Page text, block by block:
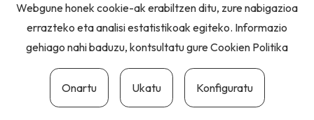
Webgune honek cookie-ak erabiltzen ditu, zure nabigazioa
errazteko eta analisi estatistikoak egiteko. Informazio
gehiago nahi baduzu, kontsultatu gureCookien Politika
Onartu Ukatu Konfiguratu